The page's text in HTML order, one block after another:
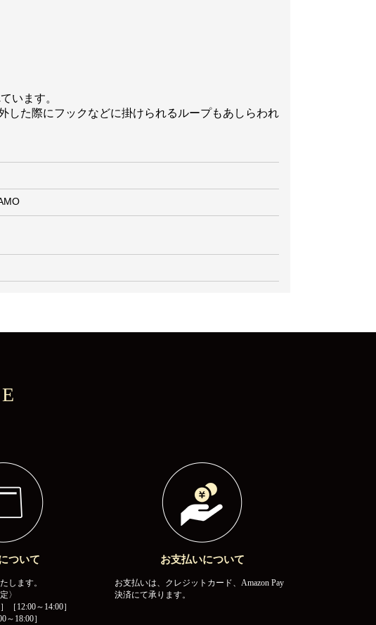
います。
した際にフックなどに掛けられるループもあしらわれ
ついて
します。
〉
［12:00～14:00］
～18:00］
お支払いについて
お支払いは、クレジットカード、Amazon Pay
決済にて承ります。